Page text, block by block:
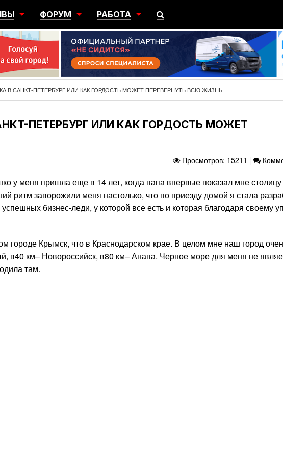
ФОРУМ
ЮЖНЫЙ
РАБОТА
ПОИСК РАБОТЫ
РАЗМЕСТИТЬ ВАКАНСИЮ
В САНКТ-ПЕТЕРБУРГ ИЛИ КАК ГОРДОСТЬ МОЖЕТ ПЕРЕВЕРНУТЬ ВСЮ ЖИЗНЬ
ПЕТЕРБУРГ ИЛИ КАК ГОРДОСТЬ МОЖЕТ
Просмотров: 15211
у меня пришла еще в 14 лет, когда папа впервые показал мне
ритм заворожили меня настолько, что по приезду домой я стала
бизнес-леди, у которой все есть и которая благодаря своему
городе Крымск, что в Краснодарском крае. В целом мне наш город
в40 км– Новороссийск, в80 км– Анапа. Черное море для меня не
там.